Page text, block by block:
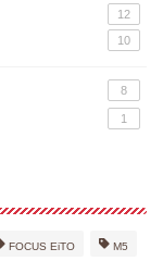
12
10
8
1
FOCUS EiTO M5